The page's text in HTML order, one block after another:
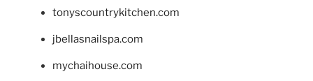
tonyscountrykitchen.com
jbellasnailspa.com
mychaihouse.com